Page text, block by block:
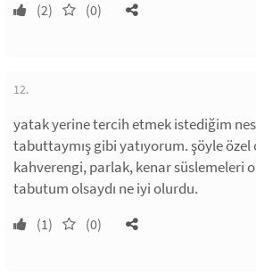
(2) (0)
12.
yatak yerine tercih etmek istediğim
tabuttaymış gibi yatıyorum. şöyle özel
kahverengi, parlak, kenar süslemeleri
tabutum olsaydı ne iyi olurdu.
(1) (0)